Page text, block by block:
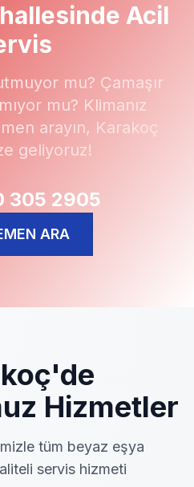
Acil
mu? Çamaşır
mu? Klimanız
arayın, Karakoç
geliyoruz!
305 2905
ARA
'de
Hizmetler
tüm beyaz eşya
servis hizmeti